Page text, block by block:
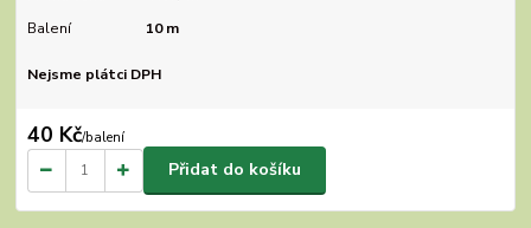
Balení
10 m
Nejsme plátci DPH
40 Kč/balení
Přidat do košíku